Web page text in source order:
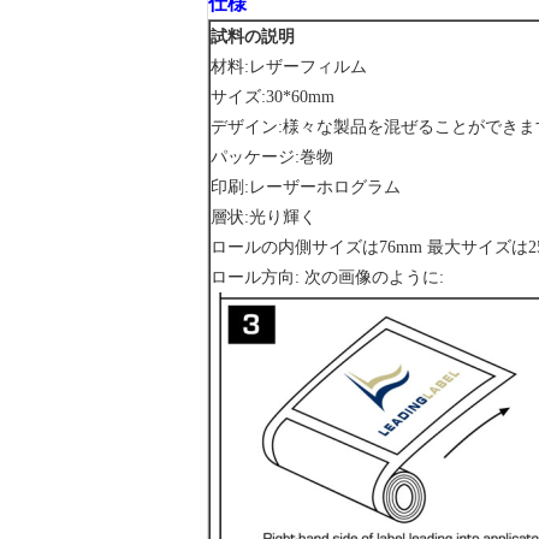
試料の説明
材料:レザーフィルム
サイズ:30*60mm
デザイン:様々な製品を混ぜることができま
パッケージ:巻物
印刷:レーザーホログラム
層状:光り輝く
ロールの内側サイズは76mm 最大サイズは
ロール方向: 次の画像のように: